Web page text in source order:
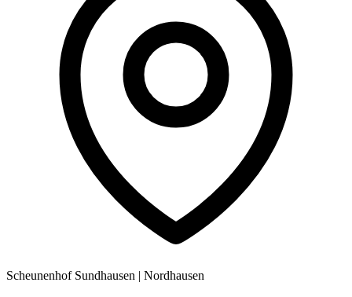
Scheunenhof Sundhausen | Nordhausen